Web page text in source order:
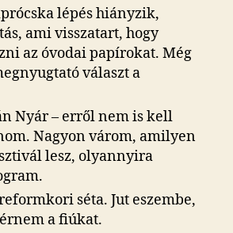
lépés hiányzik,
ami visszatart, hogy
az óvodai papírokat. Még
választ a
Nyár – erről nem is kell
Nagyon várom, amilyen
lesz, olyannyira
séta. Jut eszembe,
a fiúkat.